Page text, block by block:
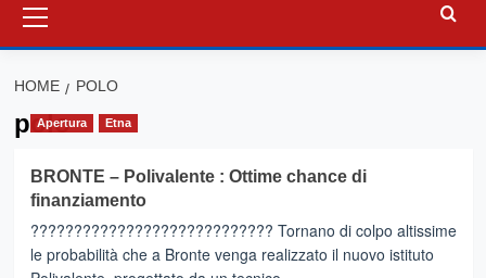
principale
HOME POLO
polo
Apertura Etna
BRONTE – Polivalente : Ottime chance di
finanziamento
???????????????????????????? Tornano di colpo altissime
le probabilità che a Bronte venga realizzato il nuovo istituto